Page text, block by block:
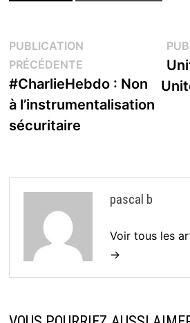
Navigation
de
l’article
PUBLICATION
PRÉCÉDENTEPublication
précédente :
#CharlieHebdo : Non
à l’instrumentalisation
sécuritaire
pascal b
Voir tous les
→